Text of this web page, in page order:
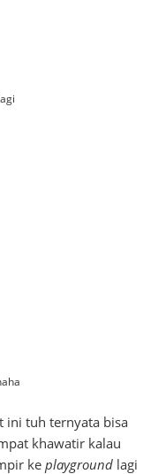
ini tuh ternyata bisa
khawatir kalau
ke playground lagi